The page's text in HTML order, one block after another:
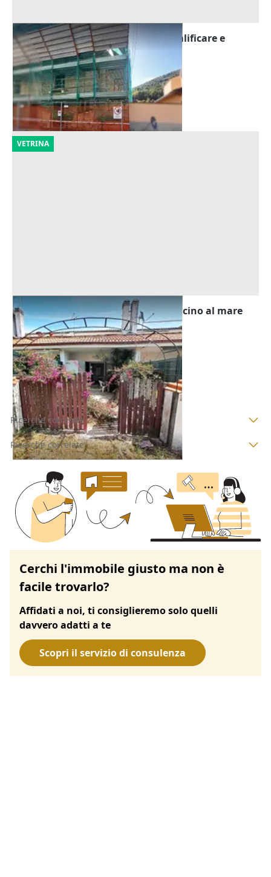
Asta Fabbricato terra cielo da riqualificare e
garage
Bussi sul Tirino (Pescara)
Offerta minima
14.906 €
11/09/2026
VETRINA
Asta Casa in complesso a schiera vicino al mare
Ardea (Roma)
Offerta minima
100.000 €
24/09/2026
Ricerche correlate
Ricerche correlate
Cerchi l'immobile giusto ma non è
facile trovarlo?
Affidati a noi, ti consiglieremo solo quelli
davvero adatti a te
Scopri il servizio di consulenza